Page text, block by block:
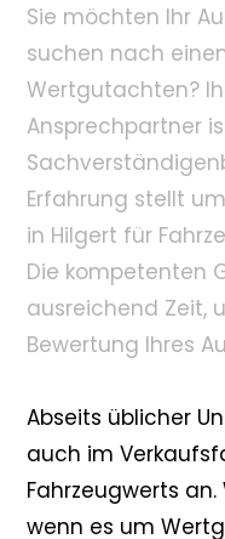
Sie möchten Ihr
suchen nach
Wertgutachten?
Ansprechpartner
Erfahrung stellt
in Hilgert für
Die kompetenten
ausreichend Zeit,
Bewertung Ihres
Abseits üblicher
auch im
Fahrzeugwerts
wenn es um